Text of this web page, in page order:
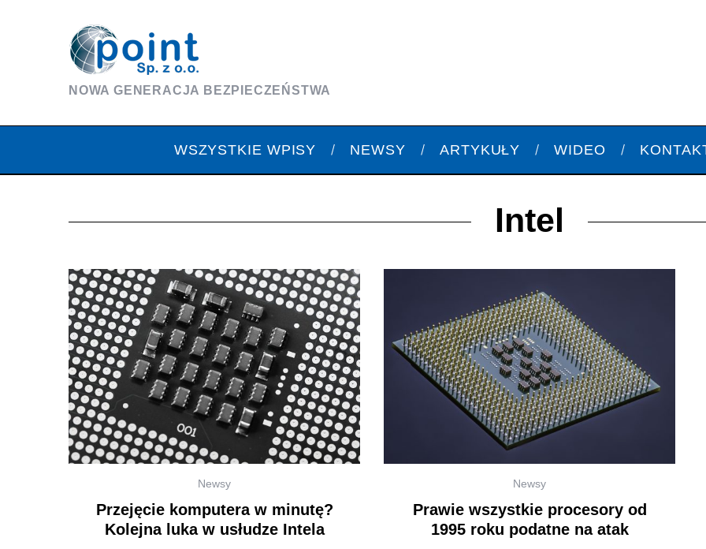
NOWA GENERACJA BEZPIECZEŃSTWA
WSZYSTKIE WPISY NEWSY ARTYKUŁY WIDEO
Intel
Newsy
Przejęcie komputera w minutę?
Kolejna luka w usłudze Intela
Newsy
Prawie wszystkie procesory od
1995 roku podatne na atak
a
r